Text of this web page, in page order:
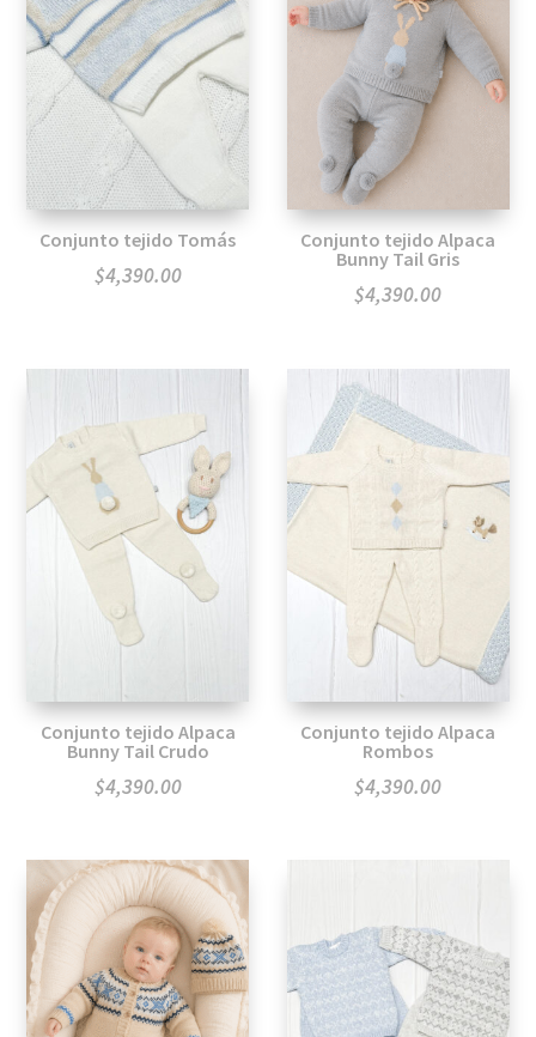
Conjunto tejido Tomás
$4,390.00
Conjunto tejido Alpaca
Bunny Tail Gris
$4,390.00
Conjunto tejido Alpaca
Bunny Tail Crudo
$4,390.00
Conjunto tejido Alpaca
Rombos
$4,390.00